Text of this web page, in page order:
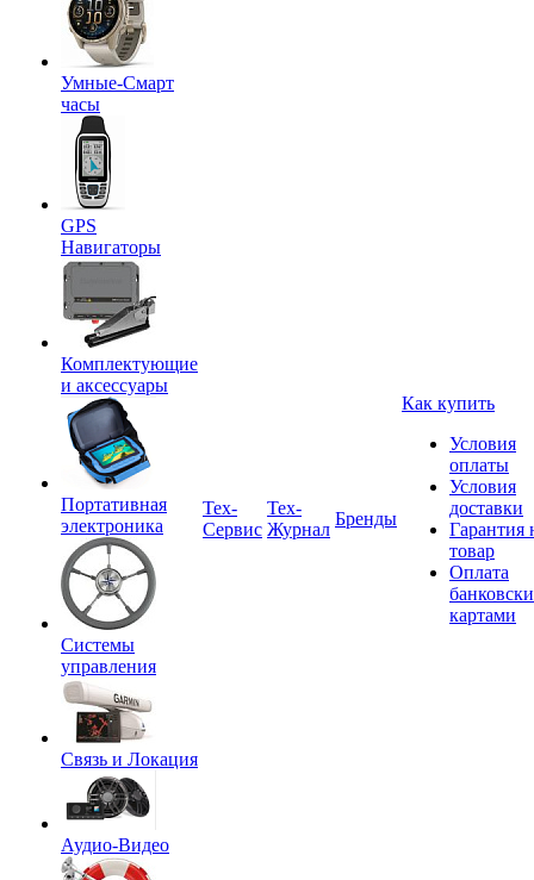
Умные-Смарт
часы
GPS
Навигаторы
Комплектующие
и аксессуары
Портативная
электроника
Системы
управления
Связь и Локация
Аудио-Видео
Tex-
Сервис
Тех-
Журнал
Бренды
Как купить
Условия
оплаты
Условия
доставки
Гарантия
товар
Оплата
картами